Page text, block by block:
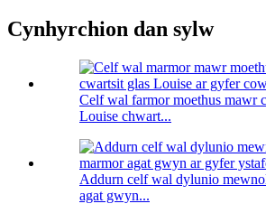
Cynhyrchion dan sylw
Celf wal farmor moethus mawr
Louise chwart...
Addurn celf wal dylunio
agat gwyn...